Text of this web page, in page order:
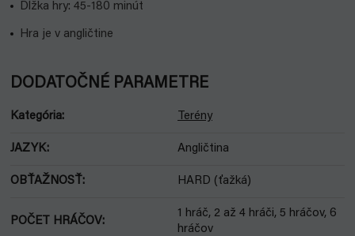
Dĺžka hry: 45-180 minút
Hra je v angličtine
DODATOČNÉ PARAMETRE
Kategória: Terény
JAZYK: Angličtina
OBŤAŽNOSŤ : HARD (ťažká)
POČET HRÁČOV:
1 hráč, 2 až 4 hráči, 5 hráčov, 6
hráčov